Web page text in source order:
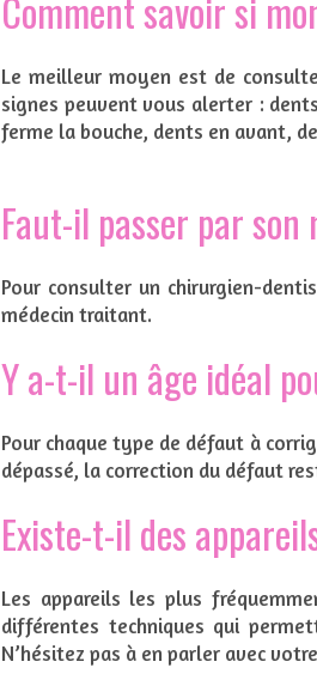
Comment savoir si
Le meilleur moyen est de
signes peuvent vous alerter :
ferme la bouche, dents en avant,
Faut-il passer par
Pour consulter un chirurgien-
médecin traitant.
Y a-t-il un âge idéal
Pour chaque type de défaut à
dépassé, la correction du défaut
Existe-t-il des
Les appareils les plus
différentes techniques qui
N’hésitez pas à en parler avec